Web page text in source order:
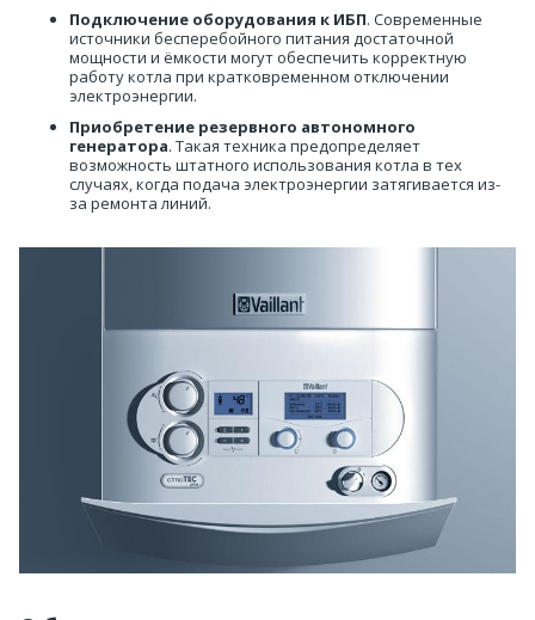
Подключение оборудования к ИБП. Современные
источники бесперебойного питания достаточной
мощности и ёмкости могут обеспечить корректную
работу котла при кратковременном отключении
электроэнергии.
Приобретение резервного автономного
генератора. Такая техника предопределяет
возможность штатного использования котла в тех
случаях, когда подача электроэнергии затягивается из-
за ремонта линий.